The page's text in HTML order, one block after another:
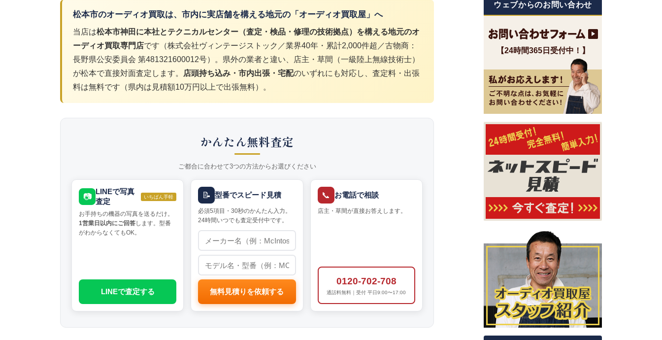
松本市のオーディオ買取は、市内に実店舗を構える地元の「オーディオ買取屋」へ
当店は松本市神田に本社とテクニカルセンター（査定・検品・修理の技術拠点）を構える地元のオ
ーディオ買取専門店です（株式会社ヴィンテージストック／業界40年・累計2,000件超／古物商：
長野県公安委員会 第481321600012号）。県外の業者と違い、店主・草間（一級陸上無線技術士）
が松本で直接対面査定します。
店頭持ち込み・市内出張・宅配のいずれにも対応し、査定料・出張
料は無料です（県内は見積額10万円以上で出張無料）。
かんたん無料査定
ご都合に合わせて3つの方法からお選びください
📷
LINEで写真
査定
いちばん手軽
お手持ちの機器の写真を送るだけ。
1営業日以内にご回答します。型番
がわからなくてもOK。
LINEで査定する
📝 型番でスピード見積
必須5項目・30秒のかんたん入力。
24時間いつでも査定受付中です。
無料見積りを依頼する
📞 お電話で相談
店主・草間が直接お答えします。
0120-702-708
通話料無料｜受付 平日9:00〜17:00
ウェブからのお問い合わせ
【24時間365日受付中！】